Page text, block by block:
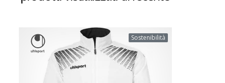
Sostenibilità